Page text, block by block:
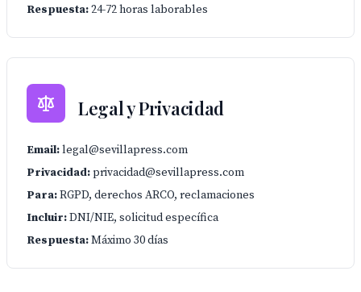
Respuesta:24-72 horas laborables
Legal y Privacidad
Email:legal@sevillapress.com
Privacidad:privacidad@sevillapress.com
Para:RGPD, derechos ARCO, reclamaciones
Incluir:DNI/NIE, solicitud específica
Respuesta:Máximo 30 días